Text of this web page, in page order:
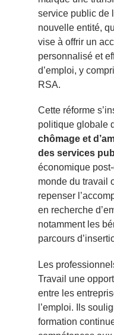
service public de
nouvelle entité,
vise à offrir un
personnalisé et
d’emploi, y
RSA.
Cette réforme
politique globale
chômage et
des services
économique
monde du travail
repenser
en recherche
notamment les
parcours
Les
Travail une
entre les
l’emploi. Ils
formation